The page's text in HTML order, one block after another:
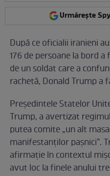
Urmărește
După ce oficialii iranieni
176 de persoane la bord
de un soldat care a
rachetă, Donald Trump a
Preşedintele Statelor
Trump, a avertizat
putea comite „un alt
manifestanților pașnici”.
afirmaţie în contextul
avut loc la finele anului